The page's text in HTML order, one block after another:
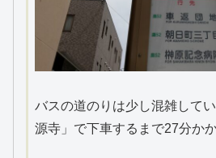
バスの道のりは少し混雑して
源寺」で下車するまで27分か